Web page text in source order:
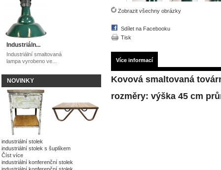
Industriáln...
Industriální smaltovaná
lampa vyrobeno ve...
NOVINKY
industriální stolek
industriální stolek s šuplíkem
Číst více
industriální konferenční stolek
Zobrazit všechny obrázky
Sdílet na Facebooku
Tisk
Více informací
Kovová smaltovaná
rozměry: výška 45 cm